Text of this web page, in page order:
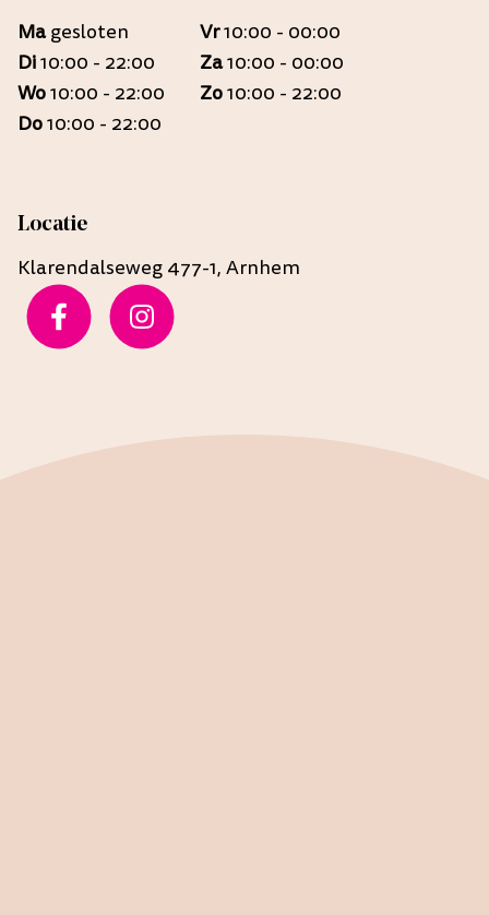
Ma gesloten
Di10:00 - 22:00
Wo10:00 - 22:00
Do10:00 - 22:00
Vr10:00 - 00:00
Za10:00 - 00:00
Zo10:00 - 22:00
Locatie
Klarendalseweg 477-1, Arnhem